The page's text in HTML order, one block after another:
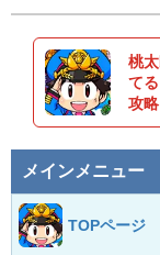
桃
て
攻
メインメニュー
TOPページ